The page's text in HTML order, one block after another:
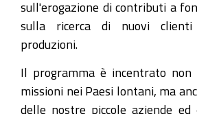
sull'erogazione di contributi a
sulla ricerca di nuovi
produzioni.
Il programma è incentrato non
missioni nei Paesi lontani, ma
delle nostre piccole aziende